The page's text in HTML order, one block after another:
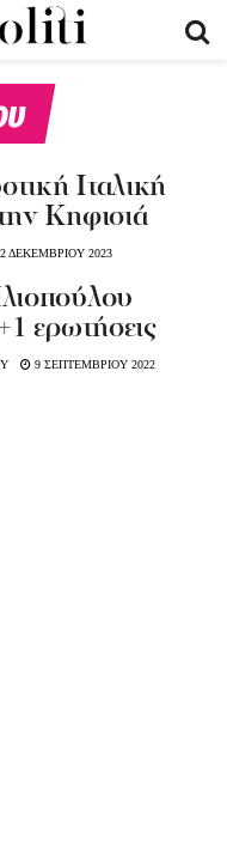
Ιταλική
Κηφισιά
2 ΔΕΚΕΜΒΡΙΟΥ 2023
ερωτήσεις
9 ΣΕΠΤΕΜΒΡΙΟΥ 2022